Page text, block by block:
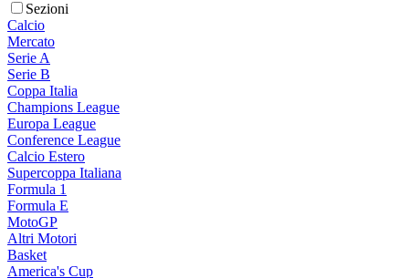
Sezioni
Calcio
Mercato
Serie A
Serie B
Coppa Italia
Champions League
Europa League
Conference League
Calcio Estero
Supercoppa Italiana
Formula 1
Formula E
MotoGP
Altri Motori
Basket
America's Cup